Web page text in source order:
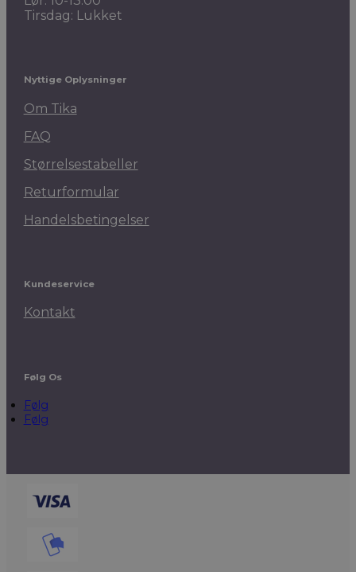
Tirsdag: Lukket
Nyttige Oplysninger
Om Tika
FAQ
Størrelsestabeller
Returformular
Handelsbetingelser
Kundeservice
Kontakt
Følg Os
Følg
Følg